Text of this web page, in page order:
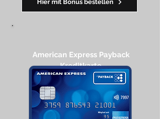
Hier mit Bonus bestellen
American Express Payback
Kreditkarte​